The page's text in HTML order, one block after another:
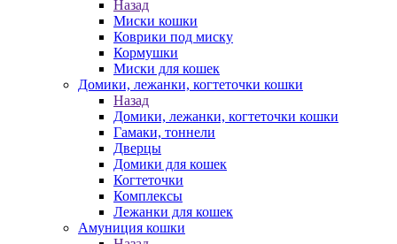
Назад
Миски кошки
Коврики под миску
Кормушки
Миски для кошек
Домики, лежанки, когтеточки кошки
Назад
Домики, лежанки, когтеточки кошки
Гамаки, тоннели
Дверцы
Домики для кошек
Когтеточки
Комплексы
Лежанки для кошек
Амуниция кошки